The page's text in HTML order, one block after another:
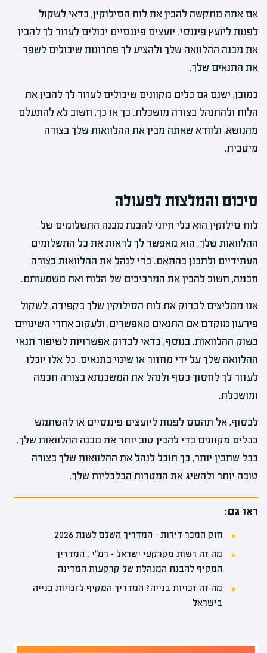
אם אתה מתקשה להבין את לוח הסילוקין, כדאי לשקול
לפנות ליועץ פיננסי. יועצים פיננסיים יכולים לעזור לך להבין
את מבנה ההלוואה שלך ולהציע לך פתרונות שיכולים לשפר
את התנאים שלך.
כמובן, ישנם גם כלים מקוונים שיכולים לעזור לך להבין את
הלוח ולהתנהל בצורה מושכלת. כך או כך, חשוב לא להתעלם
מהנושא, ולוודא שאתה מבין את ההלוואות שלך בצורה
מיטבית.
סיכום והמלצות לפעולה
לוח סילוקין הוא כלי חיוני להבנת מבנה התשלומים של
ההלוואות שלך. הוא מאפשר לך לראות את כל התשלומים
העתידיים ולתכנן בהתאם. כדי לנהל את ההלוואות בצורה
חכמה, חשוב להבין את המרכיבים של הלוח ואת משמעותם.
אנו ממליצים לבדוק את לוח הסילוקין שלך בקפידה, לשקול
פירעון מוקדם אם התנאים מאפשרים, ולעקוב אחרי השינויים
בשוק ההלוואות. בנוסף, כדאי לבדוק אפשרויות לשיפור תנאי
ההלוואה שלך על ידי מחזור או שינוי בתנאים. כל אלו יוכלו
לעזור לך לחסוך כסף ולנהל את המשכנתא בצורה חכמה
ומושכלת.
לבסוף, אל תהסס לפנות ליועצים פיננסיים או להשתמש
בכלים מקוונים כדי להבין טוב יותר את מבנה ההלוואות שלך.
ככל שתבין יותר, כך תוכל לנהל את ההלוואות שלך בצורה
טובה יותר ולהשיג את המטרות הכלכליות שלך.
ראו גם:
חוק המכר דירות – המדריך השלם לשנת 2026
מה זה רשות מקרקעי ישראל – רמ"י : המדריך
המקיף להבנת המנהלת של קרקעות המדינה
מה זה זכויות בנייה? המדריך המקיף לזכויות בנייה
בישראל